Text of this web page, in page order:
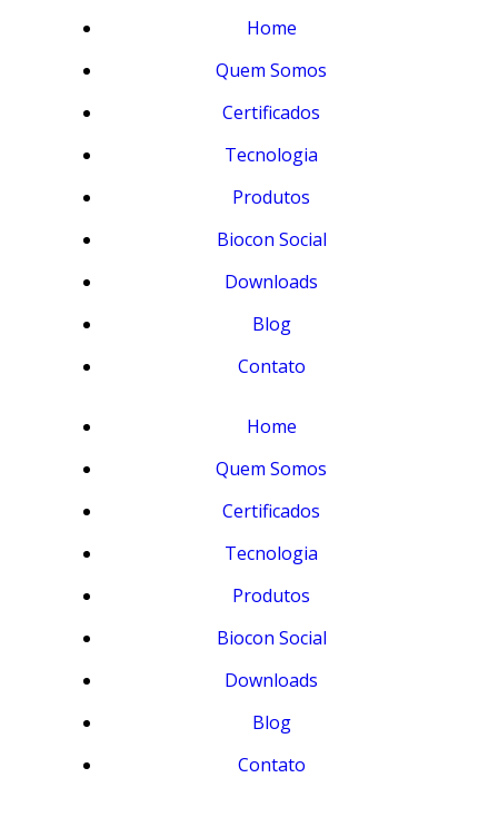
Home
Quem Somos
Certificados
Tecnologia
Produtos
Biocon Social
Downloads
Blog
Contato
Home
Quem Somos
Certificados
Tecnologia
Produtos
Biocon Social
Downloads
Blog
Contato